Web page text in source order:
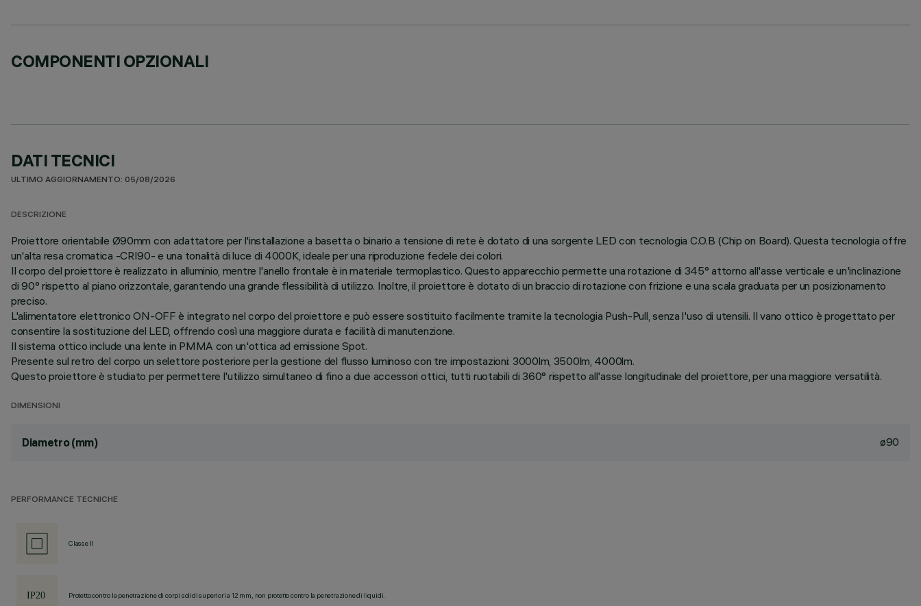
COMPONENTI OPZIONALI
DATI TECNICI
ULTIMO AGGIORNAMENTO: 05/08/2026
DESCRIZIONE
Proiettore orientabile Ø90mm con adattatore per l'installazione a basetta o binario a tensione di rete è dotato di una sorgente LED con tecnologia C.O.B (Chip on Board). Questa tecnologia offre
un'alta resa cromatica -CRI90- e una tonalità di luce di 4000K, ideale per una riproduzione fedele dei colori.
Il corpo del proiettore è realizzato in alluminio, mentre l'anello frontale è in materiale termoplastico. Questo apparecchio permette una rotazione di 345° attorno all'asse verticale e un'inclinazione
di 90° rispetto al piano orizzontale, garantendo una grande flessibilità di utilizzo. Inoltre, il proiettore è dotato di un braccio di rotazione con frizione e una scala graduata per un posizionamento
preciso.
L'alimentatore elettronico ON-OFF è integrato nel corpo del proiettore e può essere sostituito facilmente tramite la tecnologia Push-Pull, senza l'uso di utensili. Il vano ottico è progettato per
consentire la sostituzione del LED, offrendo così una maggiore durata e facilità di manutenzione.
Il sistema ottico include una lente in PMMA con un'ottica ad emissione Spot.
Presente sul retro del corpo un selettore posteriore per la gestione del flusso luminoso con tre impostazioni: 3000lm, 3500lm, 4000lm.
Questo proiettore è studiato per permettere l'utilizzo simultaneo di fino a due accessori ottici, tutti ruotabili di 360° rispetto all'asse longitudinale del proiettore, per una maggiore versatilità.
DIMENSIONI
Diametro (mm) ø90
PERFORMANCE TECNICHE
Classe II
Protetto contro la penetrazione di corpi solidi superiori a 12 mm, non protetto contro la penetrazione di liquidi.